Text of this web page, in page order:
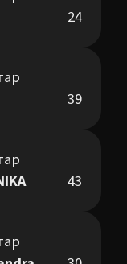
24
39
43